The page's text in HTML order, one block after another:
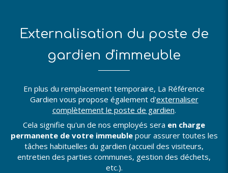
Externalisation du poste de
gardien d'immeuble
En plus du remplacement temporaire, La Référence
Gardien vous propose également d'externaliser
complètement le poste de gardien.
Cela signifie qu'un de nos employés sera en charge
permanente de votre immeublepour assurer toutes les
tâches habituelles du gardien (accueil des visiteurs,
entretien des parties communes, gestion des déchets,
etc.).